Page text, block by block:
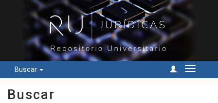
Buscar
Cambiar
Buscar